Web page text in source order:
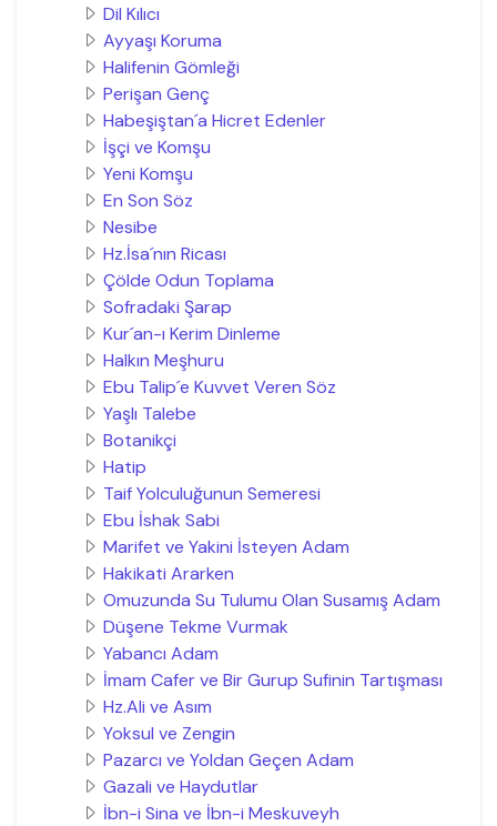
Dil Kılıcı
Ayyaşı Koruma
Halifenin Gömleği
Perişan Genç
Habeşiştan´a Hicret Edenler
İşçi ve Komşu
Yeni Komşu
En Son Söz
Nesibe
Hz.İsa´nın Ricası
Çölde Odun Toplama
Sofradaki Şarap
Kur´an-ı Kerim Dinleme
Halkın Meşhuru
Ebu Talip´e Kuvvet Veren Söz
Yaşlı Talebe
Botanikçi
Hatip
Taif Yolculuğunun Semeresi
Ebu İshak Sabi
Marifet ve Yakini İsteyen Adam
Hakikati Ararken
Omuzunda Su Tulumu Olan Susamış Adam
Düşene Tekme Vurmak
Yabancı Adam
İmam Cafer ve Bir Gurup Sufinin Tartışması
Hz.Ali ve Asım
Yoksul ve Zengin
Pazarcı ve Yoldan Geçen Adam
Gazali ve Haydutlar
İbn-i Sina ve İbn-i Meskuveyh